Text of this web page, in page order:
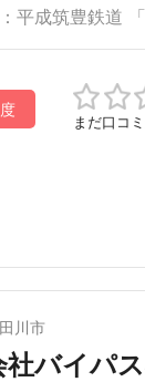
平成筑豊鉄道
まだ口コ
川市
社バイパ